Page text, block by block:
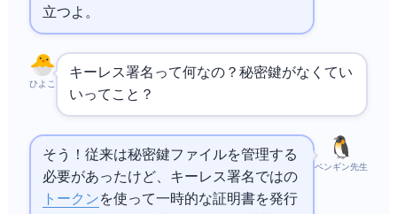
立つよ。
ひよこ
キーレス署名って何なの？秘密鍵がなくてい
いってこと？
ペンギン先生
そう！従来は秘密鍵ファイルを管理する
必要があったけど、キーレス署名ではの
トークンを使って一時的な証明書を発行